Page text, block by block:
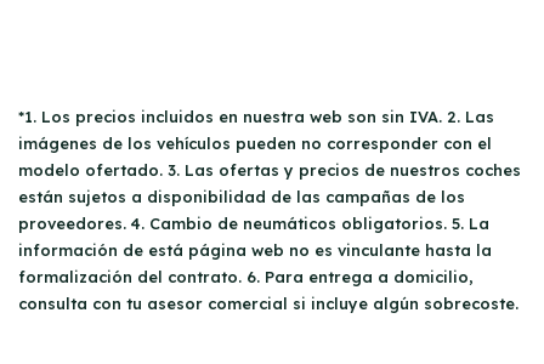
*1. Los precios incluidos en nuestra web son sin IVA. 2. Las
imágenes de los vehículos pueden no corresponder con el
modelo ofertado. 3. Las ofertas y precios de nuestros coches
están sujetos a disponibilidad de las campañas de los
proveedores. 4. Cambio de neumáticos obligatorios. 5. La
información de está página web no es vinculante hasta la
formalización del contrato. 6. Para entrega a domicilio,
consulta con tu asesor comercial si incluye algún sobrecoste.